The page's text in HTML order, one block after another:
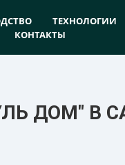
ТЕХНОЛОГИИ
КОНТАКТЫ
ДОМ" В